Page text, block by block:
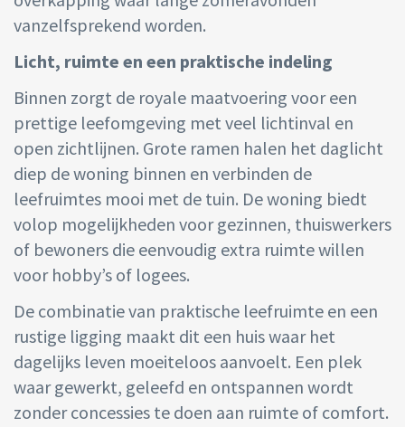
vanzelfsprekend worden.
Licht, ruimte en een praktische indeling
Binnen zorgt de royale maatvoering voor een
prettige leefomgeving met veel lichtinval en
open zichtlijnen. Grote ramen halen het daglicht
diep de woning binnen en verbinden de
leefruimtes mooi met de tuin. De woning biedt
volop mogelijkheden voor gezinnen, thuiswerkers
of bewoners die eenvoudig extra ruimte willen
voor hobby’s of logees.
De combinatie van praktische leefruimte en een
rustige ligging maakt dit een huis waar het
dagelijks leven moeiteloos aanvoelt. Een plek
waar gewerkt, geleefd en ontspannen wordt
zonder concessies te doen aan ruimte of comfort.